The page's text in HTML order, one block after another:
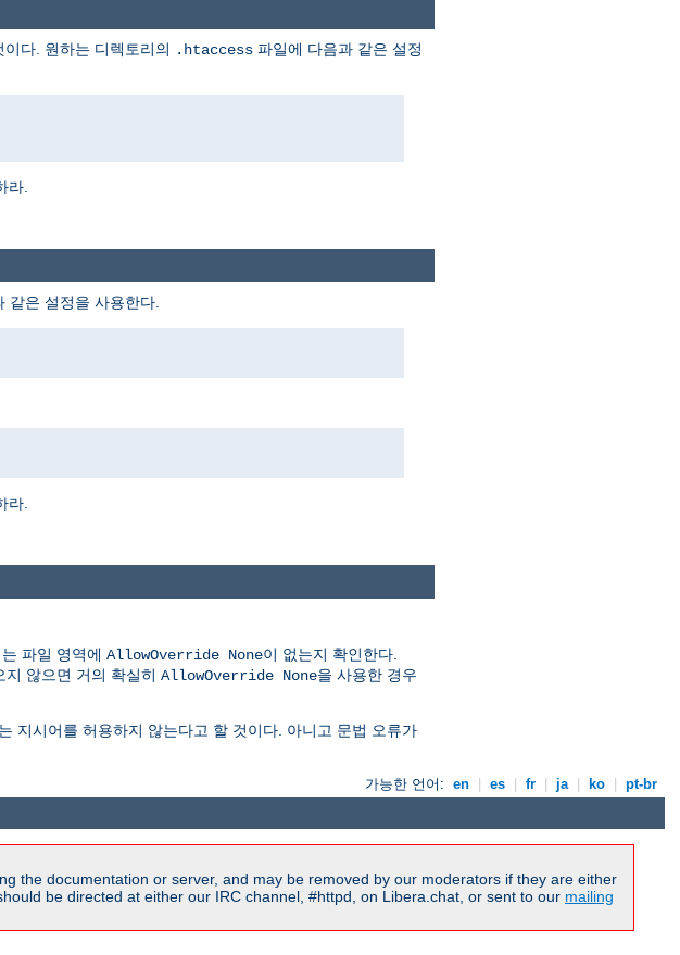
다. 원하는 디렉토리의 .htaccess 파일에 다음과 같은 설정
라.
같은 설정을 사용한다.
라.
파일 영역에 AllowOverride None이 없는지 확인한다.
않으면 거의 확실히 AllowOverride None을 사용한 경우
지시어를 허용하지 않는다고 할 것이다. 아니고 문법 오류가
가능한 언어: en es fr ja ko pt-br
the documentation or server, and may be removed by our moderators if they are either
be directed at either our IRC channel, #httpd, on Libera.chat, or sent to our mailing